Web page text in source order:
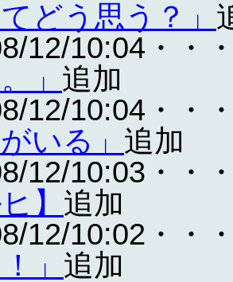
どう思う？」
12/10:04・・
」 追加
12/10:04・・
いる」 追加
12/10:03・・
】 追加
12/10:02・・
」 追加